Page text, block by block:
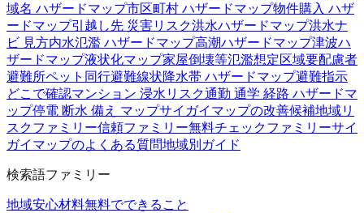
域名 ハザードマップ市区町村 ハザードマップ物件購入 ハザ
ードマップ引越し先 災害リスク洪水ハザードマップ洪水ナ
ビ 見方内水氾濫 ハザードマップ高潮ハザードマップ津波ハ
ザードマップ液状化マップ家屋倒壊等氾濫想定区域要配慮者
避難所ペット同行避難線状降水帯 ハザードマップ避難指示
どこで確認マンション 浸水リスク通勤 通学 経路 ハザードマ
ップ停電 断水 備え マップサイガイマップの改善候補地域リ
スクファミリー信頼ファミリー無料チェックファミリーサイ
ガイマップのよくある質問地域別ガイド
検索語ファミリー
地域安心材料無料でできること